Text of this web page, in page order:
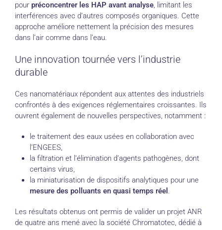
pour préconcentrer les HAP avant analyse, limitant les
interférences avec d’autres composés organiques. Cette
approche améliore nettement la précision des mesures
dans l’air comme dans l’eau.
Une innovation tournée vers l’industrie
durable
Ces nanomatériaux répondent aux attentes des industriels
confrontés à des exigences réglementaires croissantes. Ils
ouvrent également de nouvelles perspectives, notamment :
le traitement des eaux usées en collaboration avec
l’ENGEES,
la filtration et l’élimination d’agents pathogènes, dont
certains virus,
la miniaturisation de dispositifs analytiques pour une
mesure des polluants en quasi temps réel .
Les résultats obtenus ont permis de valider un projet ANR
de quatre ans mené avec la société Chromatotec, dédié à